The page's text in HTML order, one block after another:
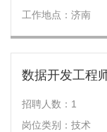
工作地点：济南
数据开发工程
招聘人数：1
岗位类别：技术